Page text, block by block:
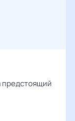
предстоящий